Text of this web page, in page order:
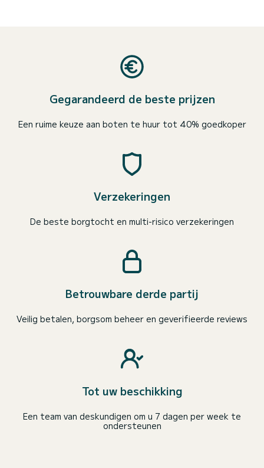
Gegarandeerd de beste prijzen
Een ruime keuze aan boten te huur tot 40% goedkoper
Verzekeringen
De beste borgtocht en multi-risico verzekeringen
Betrouwbare derde partij
Veilig betalen, borgsom beheer en geverifieerde reviews
Tot uw beschikking
Een team van deskundigen om u 7 dagen per week te
ondersteunen